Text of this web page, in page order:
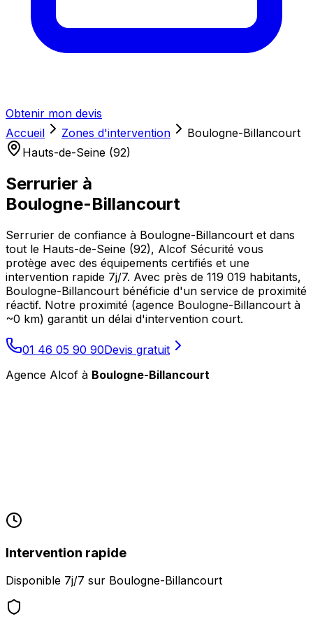
Obtenir mon devis
Accueil
Zones d'intervention
Boulogne-Billancourt
Hauts-de-Seine (92)
Serrurier à
Boulogne-Billancourt
Serrurier de confiance à Boulogne-Billancourt et dans
tout le Hauts-de-Seine (92), Alcof Sécurité vous
protège avec des équipements certifiés et une
intervention rapide 7j/7. Avec près de 119 019 habitants,
Boulogne-Billancourt bénéficie d'un service de proximité
réactif. Notre proximité (agence Boulogne-Billancourt à
~0 km) garantit un délai d'intervention court.
01 46 05 90 90Devis gratuit
Agence Alcof à Boulogne-Billancourt
Intervention rapide
Disponible 7j/7 sur Boulogne-Billancourt